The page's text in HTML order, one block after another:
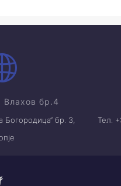
Влахов бр.4
Богородица“ бр. 3,
Тел.